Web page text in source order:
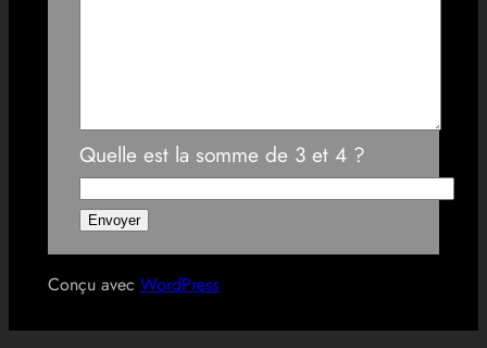
Quelle est la somme de 3 et 4 ?
Conçu avec WordPress